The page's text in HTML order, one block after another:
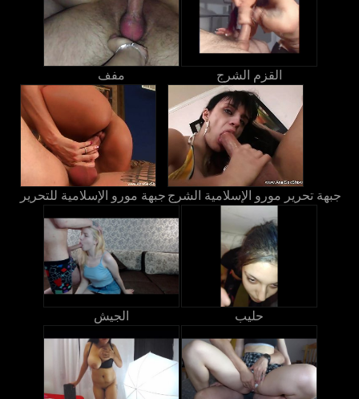
مفف القزم الشرج
جبهة مورو الإسلامية للتحرير جبهة تحرير مورو الإسلامية الشرج
الجيش حليب